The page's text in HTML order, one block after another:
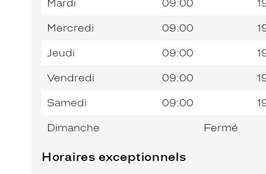
Mardi 09:00
Mercredi 09:00
Jeudi 09:00
Vendredi 09:00
Samedi 09:00
Dimanche Fermé
Horaires exceptionnels